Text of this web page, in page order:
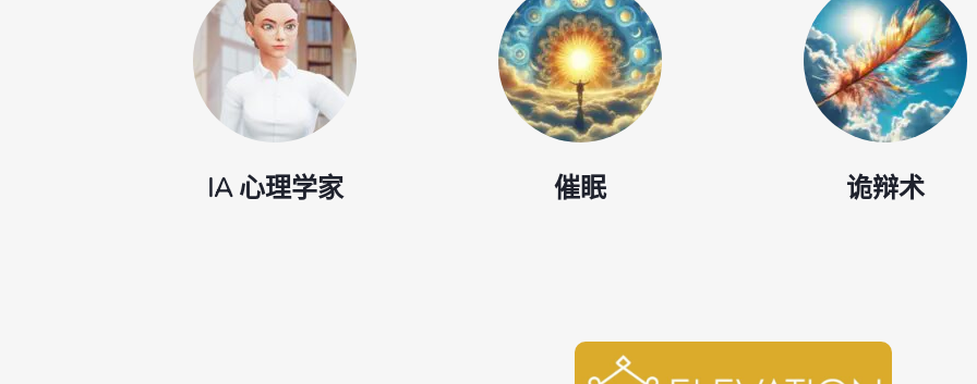
IA 心理学家 催眠 诡辩术